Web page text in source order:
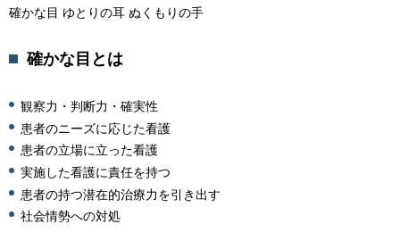
確かな目 ゆとりの耳 ぬくもりの手
確かな目とは
観察力・判断力・確実性
患者のニーズに応じた看護
患者の立場に立った看護
実施した看護に責任を持つ
患者の持つ潜在的治療力を引き出す
社会情勢への対処